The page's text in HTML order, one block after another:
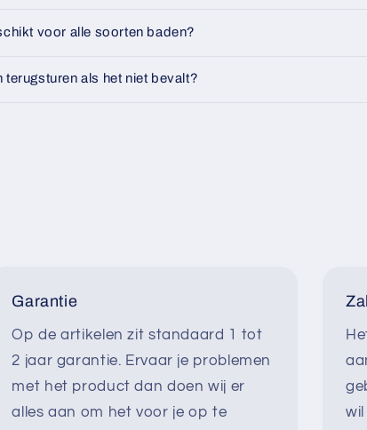
voor alle soorten baden?
terugsturen als het niet bevalt?
Garantie
Op de artikelen zit standaard 1 tot
2 jaar garantie. Ervaar je problemen
met het product dan doen wij er
alles aan om het voor je op te